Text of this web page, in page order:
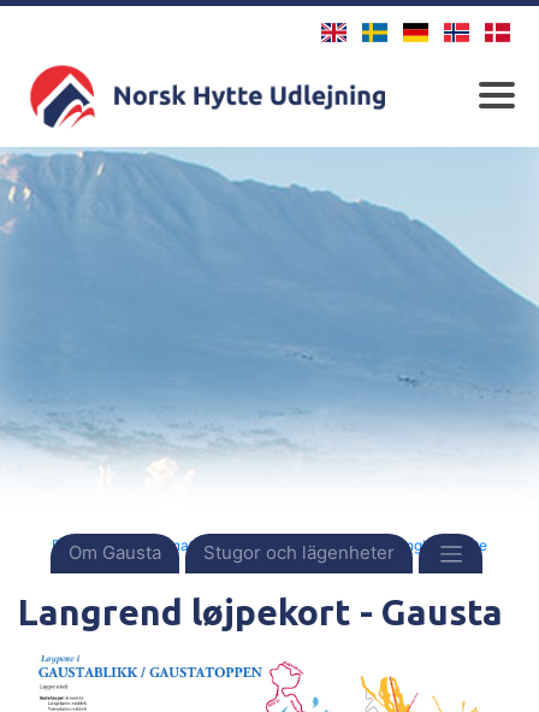
Om Gausta Stugor och lägenheter
Framsida Destinationer Norge Gausta Langlauf Karte
Langrend løjpekort - Gausta